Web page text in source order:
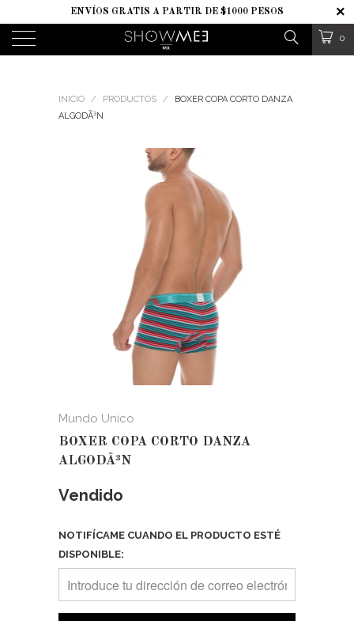
ENVÍOS GRATIS A PARTIR DE $1000 PESOS
0
INICIO / PRODUCTOS /
BOXER COPA CORTO DANZA
ALGODÃ³N
Mundo Unico
BOXER COPA CORTO DANZA
ALGODÃ³N
Vendido
NOTIFÍCAME CUANDO EL PRODUCTO ESTÉ
DISPONIBLE: